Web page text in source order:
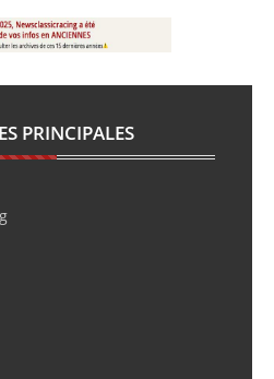
PRINCIPALES